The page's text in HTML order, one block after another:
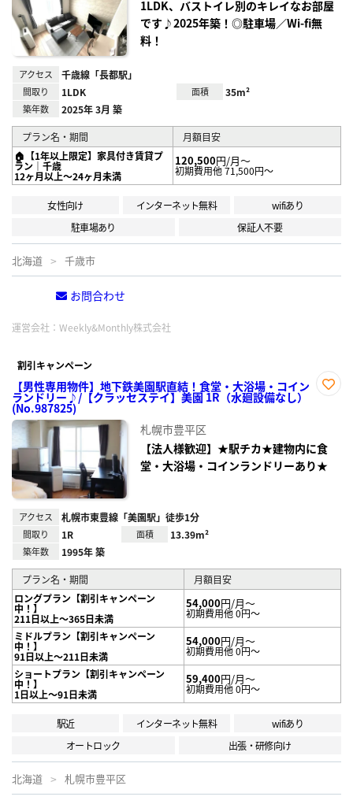
録
1LDK、バストイレ別のキレイなお部屋
です♪2025年築！◎駐車場／Wi-fi無
料！
アクセス 千歳線「長都駅」
間取り 1LDK 面積 35m²
築年数 2025年 3月 築
プラン名・期間
月額目安
🏠【1年以上限定】家具付き賃貸プ
ラン｜千歳
12ヶ月以上～24ヶ月未満
120,500円/月～
初期費用他 71,500円～
女性向け インターネット無料
wifiあり
駐車場あり
保証人不要
北海道 千歳市
お問合わせ
運営会社： Weekly&Monthly株式会社
割引キャンペーン
【男性専用物件】地下鉄美園駅直結！食堂・大浴場・コイン
ランドリー♪/【クラッセステイ】美園 1R（水廻設備なし）
(No.987825)
札幌市豊平区
【法人様歓迎】★駅チカ★建物内に食
堂・大浴場・コインランドリーあり★
アクセス 札幌市東豊線「美園駅」徒歩1分
間取り 1R 面積 13.39m²
築年数 1995年 築
プラン名・期間
月額目安
ロングプラン【割引キャンペーン
中！】
211日以上～365日未満
54,000円/月～
初期費用他 0円～
ミドルプラン【割引キャンペーン
中！】
91日以上～211日未満
54,000円/月～
初期費用他 0円～
ショートプラン【割引キャンペーン
中！】
1日以上～91日未満
59,400円/月～
初期費用他 0円～
駅近 インターネット無料
wifiあり
オートロック
出張・研修向け
北海道 札幌市豊平区